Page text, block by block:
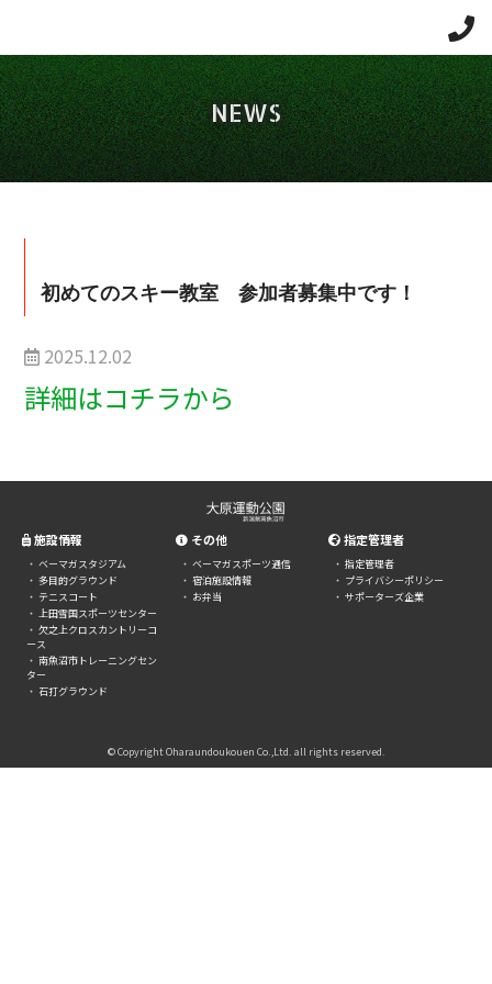
NEWS
初めてのスキー教室 参加者募集中です！
2025.12.02
詳細はコチラから
施設情報
ベーマガスタジアム
多目的グラウンド
テニスコート
上田雪国スポーツセンター
欠之上クロスカントリーコ
ース
南魚沼市トレーニングセン
ター
石打グラウンド
その他
ベーマガスポーツ通信
宿泊施設情報
お弁当
指定管理者
指定管理者
プライバシーポリシー
サポーターズ企業
© Copyright Oharaundoukouen Co.,Ltd. all rights reserved.